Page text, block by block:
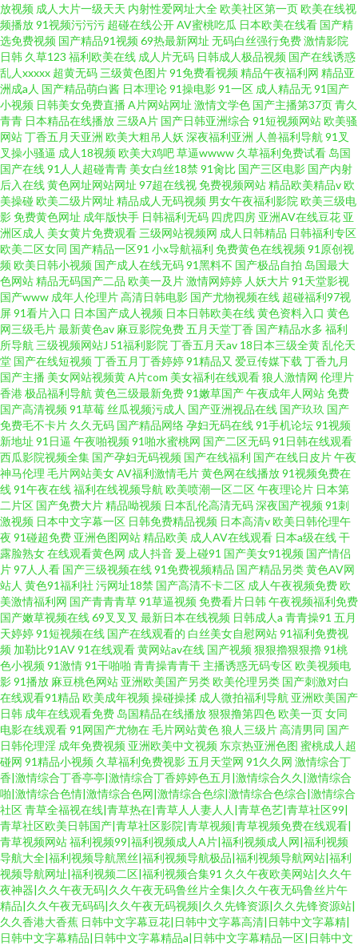
91h人妻网站 国产在线观看播放精品 日韩一区国产精品 91破处免费看 黄色电
影小说网站 日日天干夜夜人人添
放视频 成人大片一级天天 内射性爱网址大全欧美社区第一页欧美在线视
频播放91视频污污污 超碰在线公开AV蜜桃吃瓜 日本欧美在线看 国产精
选免费视频 国产精品91视频69热最新网址 无码白丝强行免费激情影院
日韩 久草123 福利欧美在线 成人片无码 日韩成人极品视频 国产在线诱惑
乱人xxxxx 超黄无码 三级黄色图片91免费看视频精品午夜福利网 精品亚
洲成a人 国产精品萌白酱 日本理论91操电影91一区 成人精品无91国产
小视频 日韩美女免费直播 A片网站网址 激情文学色 国产主播第37页青久
青青 日本精品在线播放 三级A片 国产日韩亚洲综合 91短视频网站欧美骚
网站丁香五月天亚洲 欧美大粗吊人妖 深夜福利亚洲 人兽福利导航 91叉
叉操小骚逼 成人18视频欧美大鸡吧草逼wwww 久草福利免费试看 岛国
国产在线91人人超碰青青 美女白丝18禁 91肏比 国产三区电影 国产内射
后入在线黄色网址网站网址 97超在线视免费视频网站精品欧美精品v欧
美操碰欧美二级片网址 精品成人无码视频 男女午夜福利影院 欧美三级电
影免费黄色网址 成年版快手 日韩福利无码 四虎四房 亚洲AV在线豆花 亚
洲区成人 美女黄片免费观看 三级网站视频网 成人日韩精品 日韩福利专区
欧美二区女同 国产精品一区91 小x导航福利 免费黄色在线视频91原创视
频欧美日韩小视频 国产成人在线无码91黑料不 国产极品自拍 岛国最大
色网站精品无码国产二品 欧美一及片激情网婷婷 人妖大片91天堂影视
国产www 成年人伦理片高清日韩电影 国产尤物视频在线 超碰福利97视
屏91看片入口 日本国产成人视频 日本日韩欧美在线黄色资料入口 黄色
网三级毛片最新黄色av 麻豆影院免费五月天堂丁香 国产精品水多 福利
所导航 三级视频网站J 51福利影院 丁香五月天av 18日本三级全黄乱伦天
堂 国产在线短视频丁香五月丁香婷婷91精品又 爱豆传媒下载 丁香九月
国产主播 美女网站视频黄A片com 美女福利在线观看狼人激情网 伦理片
香港极品福利导航 黄色三级最新免费91嫩草国产午夜成年人网站免费
国产高清视频91草莓丝瓜视频污成人 国产亚洲视品在线 国产玖玖 国产
免费毛不卡片 久久无码 国产精品网络孕妇无码在线91手机论坛91视频
新地址 91日逼 午夜啪视频91啪水蜜桃网 国产二区无码91日韩在线观看
西瓜影院视频全集 国产孕妇无码视频 国产在线福利 国产在线日皮片午夜
神马伦理 毛片网站美女AV福利激情毛片黄色网在线播放91视频免费在
线91午夜在线福利在线视频导航 欧美喷潮一区二区午夜理论片 日本第
二片区 国产免费大片精品呦视频 日本乱伦高清无码深夜国产视频91刺
激视频 日本中文字幕一区 日韩免费精品视频 日本高清v欧美日韩伦理午
夜 91碰超免费 亚洲色图网站精品欧美 成人AV在线观看 日本a级在线干
露脸熟女在线观看黄色网 成人抖音 爰上碰91 国产美女91视频 国产情侣
片97人人看 国产三级视频在线91免费视频精品 国产精品另类黄色AV网
站人 黄色91福利社 污网址18禁 国产高清不卡二区 成人午夜视频免费欧
美激情福利网 国产青青青草91草逼视频免费看片日韩午夜视频福利免费
国产嫩草视频在线69叉叉叉 最新日本在线视频 日韩成人a 青青操91 五月
天婷婷91短视频在线 国产在线观看的 白丝美女自慰网站91福利免费视
频 加勒比91AV91在线观看黄网站av在线 国产视频狠狠擼狠狠擼91桃
色小视频91激情91干啪啪 青青操青青干 主播诱惑无码专区欧美视频电
影91播放 麻豆桃色网站 亚洲欧美国产另类欧美伦理另类 国产刺激对白
在线观看91精品 欧美成年视频操碰操揉 成人微拍福利导航 亚洲欧美国产
日韩 成年在线观看免费 岛国精品在线播放狠狠撸第四色欧美一页女同
电影在线观看91网国产尤物在毛片网站黄色狼人三级片高清男同 国产
日韩伦理淫 成年免费视频 亚洲欧美中文视频 东京热亚洲色图 蜜桃成人超
碰网 91精品小视频 久草福利免费视影五月天堂网 91久久网 激情综合丁
香|激情综合丁香亭亭|激情综合丁香婷婷色五月|激情综合久久|激情综合
啪|激情综合色情|激情综合色网|激情综合色综|激情综合色综合|激情综合
社区青草全福视在线|青草热在|青草人人妻人人|青草色艺|青草社区99|
青草社区欧美日韩国产|青草社区影院|青草视频|青草视频免费在线观看|
青草视频网站福利视频99|福利视频成人A片|福利视频成人网|福利视频
导航大全|福利视频导航黑丝|福利视频导航极品|福利视频导航网站|福利
视频导航网址|福利视频二区|福利视频合集91 久久午夜欧美网站|久久午
夜神器|久久午夜无码|久久午夜无码鲁丝片全集|久久午夜无码鲁丝片午
精品|久久午夜无码码|久久午夜无码视频|久久先锋资源|久久先锋资源站|
久久香港大香蕉 日韩中文字幕豆花|日韩中文字幕高清|日韩中文字幕精|
日韩中文字幕精品|日韩中文字幕精品a|日韩中文字幕精品一区|日韩中文